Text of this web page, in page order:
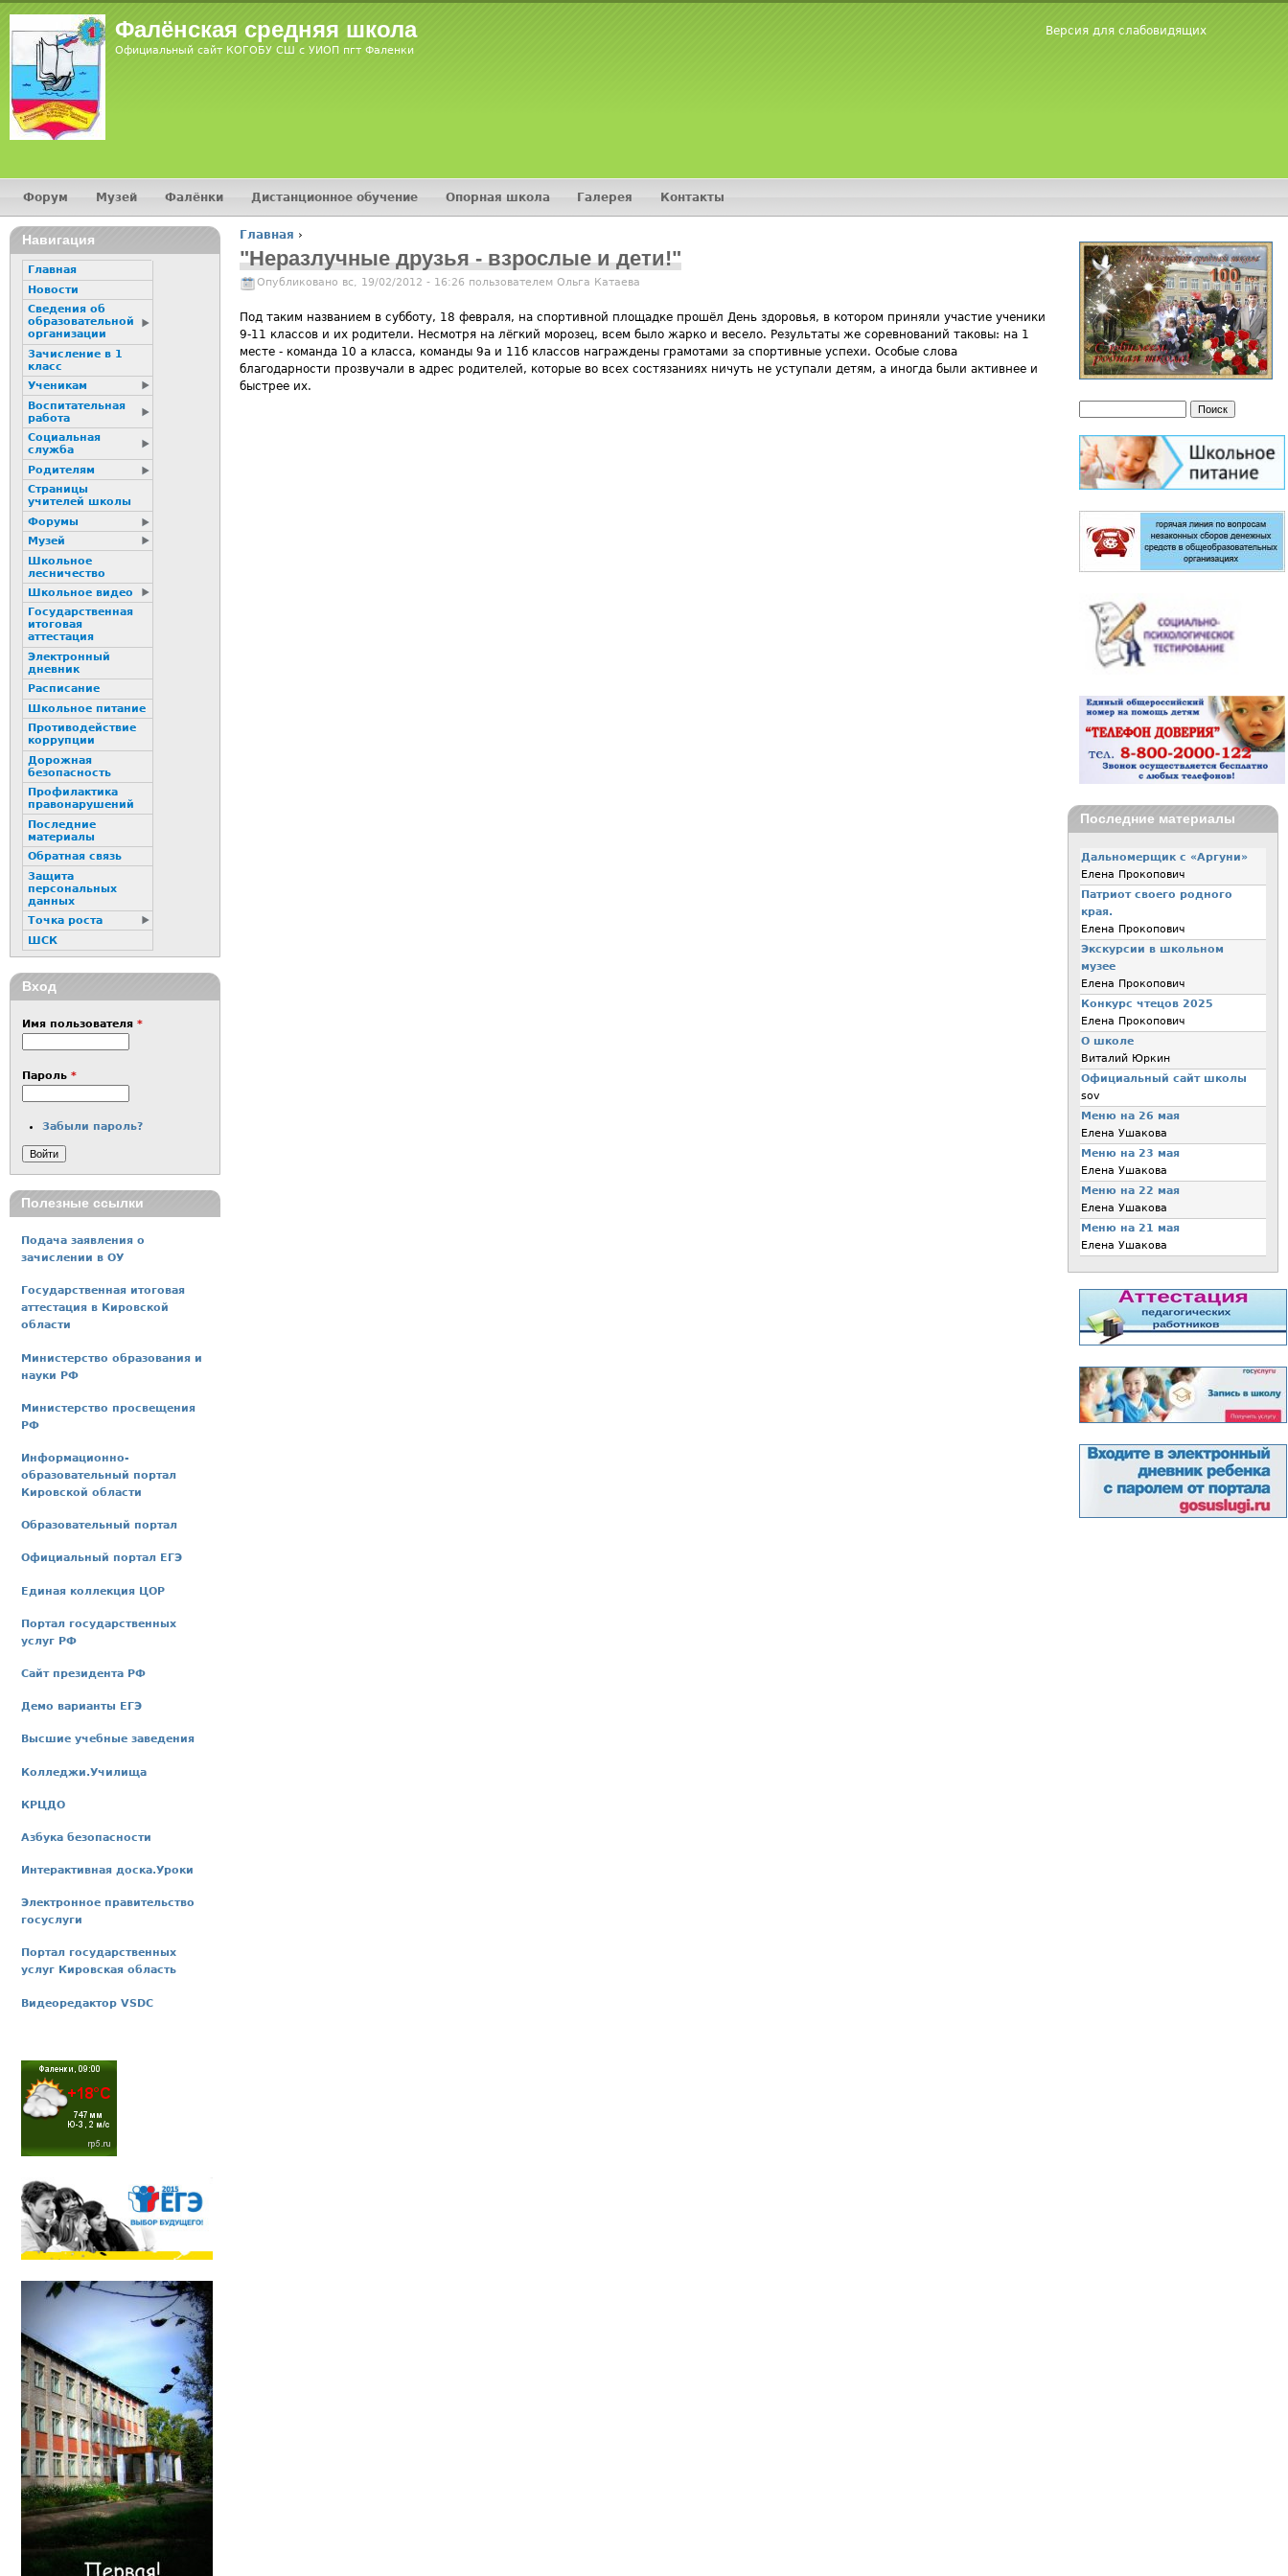
Фалёнская средняя школа
Официальный сайт КОГОБУ СШ с УИОП пгт Фаленки
Версия для слабовидящих
Вы здесь
Главная ›
"Неразлучные друзья - взрослые и дети!"
Опубликовано вс, 19/02/2012 - 16:26 пользователем Ольга Катаева
Под таким названием в субботу, 18 февраля, на спортивной площадке прошёл День здоровья, в котором приняли участие ученики
9-11 классов и их родители. Несмотря на лёгкий морозец, всем было жарко и весело. Результаты же соревнований таковы: на 1
месте - команда 10 а класса, команды 9а и 11б классов награждены грамотами за спортивные успехи. Особые слова
благодарности прозвучали в адрес родителей, которые во всех состязаниях ничуть не уступали детям, а иногда были активнее и
быстрее их.
Главное меню
Форум Музей Фалёнки Дистанционное обучение Опорная школа Галерея Контакты
Навигация
Главная
Новости
Сведения об
образовательной
организации
Зачисление в 1
класс
Ученикам
Воспитательная
работа
Социальная
служба
Родителям
Страницы
учителей школы
Форумы
Музей
Школьное
лесничество
Школьное видео
Государственная
итоговая
аттестация
Электронный
дневник
Расписание
Школьное питание
Пpотиводействие
коppупции
Дорожная
безопасность
Профилактика
пpaвонаpушений
Последние
материалы
Обратная связь
Защита
персональных
данных
Точка роста
ШСК
Вход
Имя пользователя *
Пароль *
Забыли пароль?
Полезные ссылки
Подача заявления о
зачислении в ОУ
Государственная итоговая
аттестация в Кировской
области
Министерство образования и
науки РФ
Министерство просвещения
РФ
Информационно-
образовательный портал
Кировской области
Образовательный портал
Официальный портал ЕГЭ
Единая коллекция ЦОР
Портал государственных
услуг РФ
Сайт президента РФ
Демо варианты ЕГЭ
Высшие учебные заведения
Колледжи.Училища
КРЦДО
Азбука безопасности
Интерактивная доска.Уроки
Электронное правительство
госуслуги
Портал государственных
услуг Кировская область
Видеоредактор VSDC
Последние материалы
Дальномерщик с «Аргуни»
Елена Прокопович
Патриот своего родного
края.
Елена Прокопович
Экскурсии в школьном
музее
Елена Прокопович
Конкурс чтецов 2025
Елена Прокопович
О школе
Виталий Юркин
Официальный сайт школы
sov
Меню на 26 мая
Елена Ушакова
Меню на 23 мая
Елена Ушакова
Меню на 22 мая
Елена Ушакова
Меню на 21 мая
Елена Ушакова